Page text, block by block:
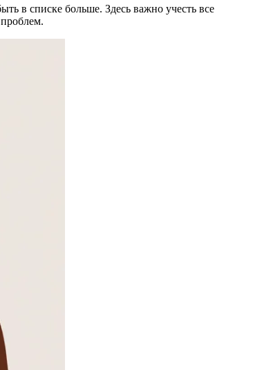
в списке больше. Здесь важно учесть все